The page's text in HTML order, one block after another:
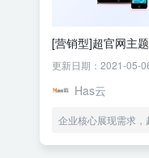
[营销型]超官网主
更新日期：2021-05-
Has云
企业核心展现需求